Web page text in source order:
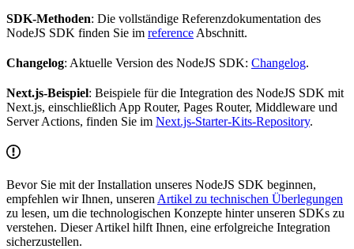
SDK-Methoden: Die vollständige Referenzdokumentation des
NodeJS SDK finden Sie im reference Abschnitt.
Changelog: Aktuelle Version des NodeJS SDK: Changelog.
Next.js-Beispiel: Beispiele für die Integration des NodeJS SDK mit
Next.js, einschließlich App Router, Pages Router, Middleware und
Server Actions, finden Sie im Next.js-Starter-Kits-Repository.
Bevor Sie mit der Installation unseres NodeJS SDK beginnen,
empfehlen wir Ihnen, unseren Artikel zu technischen Überlegungen
zu lesen, um die technologischen Konzepte hinter unseren SDKs zu
verstehen. Dieser Artikel hilft Ihnen, eine erfolgreiche Integration
sicherzustellen.